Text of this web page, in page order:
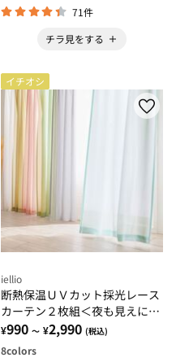
71件
チラ見をする
イチオシ
iellio
断熱保温ＵＶカット採光レース
カーテン２枚組＜夜も見えにく
い・透けにくい・省エネ節電＞
¥990 ～ ¥2,990 (税込)
8colors